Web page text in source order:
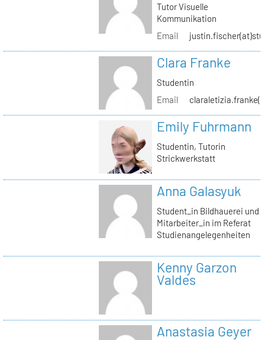
Tutor Visuelle
Kommunikation
Email
Clara Franke
Studentin
Email
Emily Fuhrmann
Studentin, Tutorin
Strickwerkstatt
Anna Galasyuk
Student_in Bildhauerei und
Mitarbeiter_in im Referat
Studienangelegenheiten
Kenny Garzon
Valdes
Anastasia Geyer